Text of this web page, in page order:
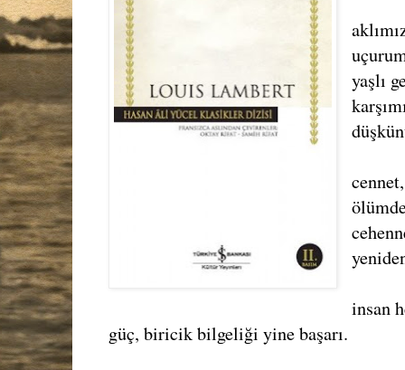
yaşlı
insan
güç, biricik bilgeliği yine başarı.